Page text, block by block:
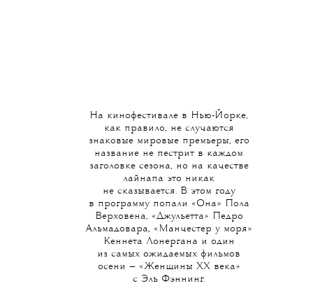
На кинофестивале в Нью-Йорке,
как правило, не случаются
знаковые мировые премьеры, его
название не пестрит в каждом
заголовке сезона, но на качестве
лайнапа это никак
не сказывается. В этом году
в программу попали «Она» Пола
Верховена, «Джульетта» Педро
Альмадовара, «Манчестер у моря»
Кеннета Лонергана и один
из самых ожидаемых фильмов
осени — «Женщины ХХ века»
с Эль Фэннинг.